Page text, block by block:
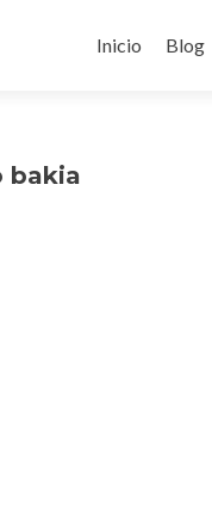
al
Inicio Blog
bakia